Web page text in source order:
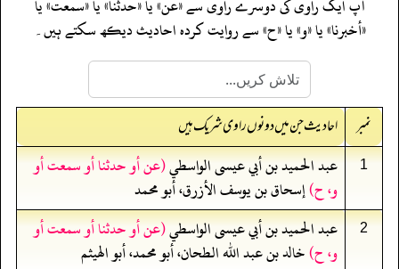
آپ ایک راوی کی دوسرے راوی سے «عن» یا «حدثنا» یا «سمعت» یا
«أخبرنا» یا «و» یا «ح» سے روایت کردہ احادیث دیکھ سکتے ہیں۔
نمبر احادیث جن میں دونوں راوی شریک ہیں
1 عبد الحميد بن أبي عيسى الواسطي(عن أو حدثنا أو سمعت أو
و، ح)إسحاق بن يوسف الأزرق، أبو محمد
2 عبد الحميد بن أبي عيسى الواسطي(عن أو حدثنا أو سمعت أو
و، ح)خالد بن عبد الله الطحان، أبو محمد، أبو الهيثم